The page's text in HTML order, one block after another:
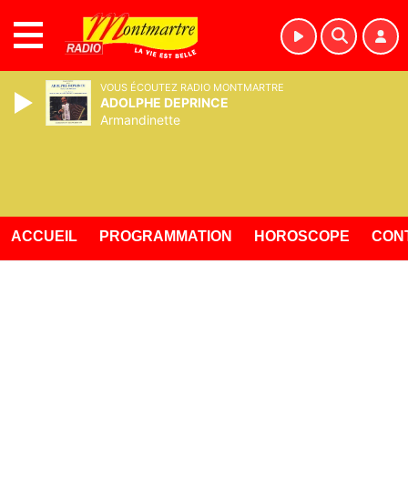
ACCUEIL PROGRAMMATION HOROSCOPE
VOUS ÉCOUTEZ RADIO MONTMARTRE
ADOLPHE DEPRINCE
Armandinette